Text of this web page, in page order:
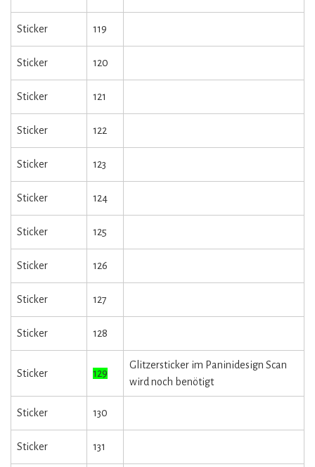
Sticker 119
Sticker 120
Sticker 121
Sticker 122
Sticker 123
Sticker 124
Sticker 125
Sticker 126
Sticker 127
Sticker 128
Sticker 129
Glitzersticker im Paninidesign Scan
wird noch benötigt
Sticker 130
Sticker 131